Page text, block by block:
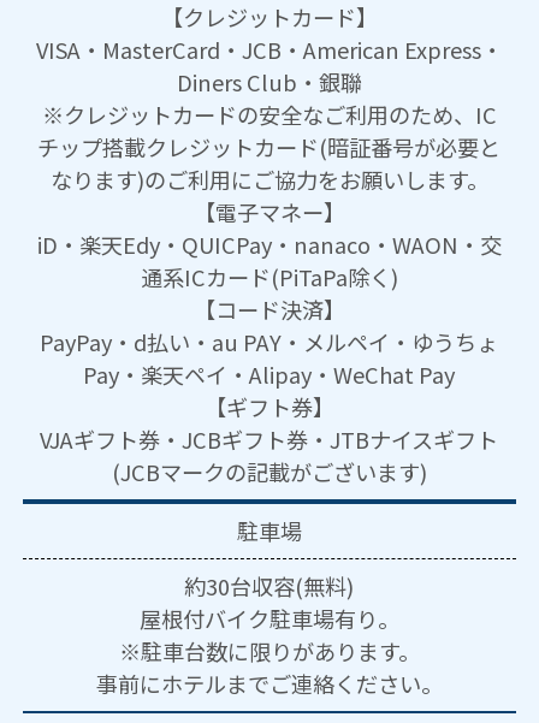
【クレジットカード】
VISA・MasterCard・JCB・American Express・
Diners Club・銀聯
※クレジットカードの安全なご利用のため、IC
チップ搭載クレジットカード(暗証番号が必要と
なります)のご利用にご協力をお願いします。
【電子マネー】
iD・楽天Edy・QUICPay・nanaco・WAON・交
通系ICカード(PiTaPa除く)
【コード決済】
PayPay・d払い・au PAY・メルペイ・ゆうちょ
Pay・楽天ペイ・Alipay・WeChat Pay
【ギフト券】
VJAギフト券・JCBギフト券・JTBナイスギフト
(JCBマークの記載がございます)
駐車場
約30台収容(無料)
屋根付バイク駐車場有り。
※駐車台数に限りがあります。
事前にホテルまでご連絡ください。